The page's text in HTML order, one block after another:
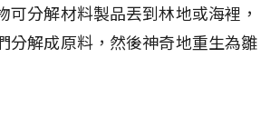
可分解材料製品丟到林地或海裡，
分解成原料，然後神奇地重生為雛